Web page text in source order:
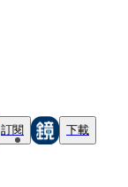
訂閱 下載